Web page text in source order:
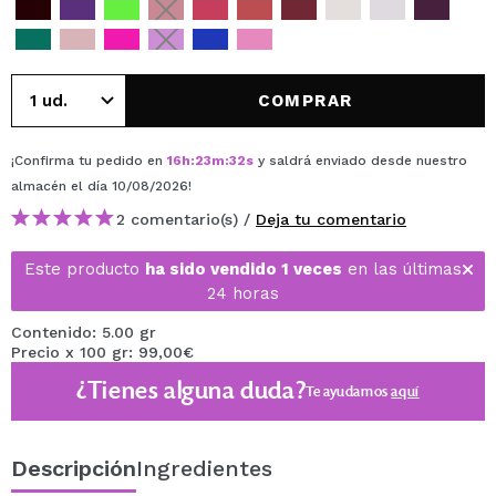
COMPRAR
¡Confirma tu pedido en 16h:23m:32s y saldrá enviado desde nuestro
almacén el día 10/08/2026!
2 comentario(s) / Deja tu comentario
Este producto ha sido vendido 1 veces en las últimas
24 horas
Contenido: 5.00 gr
Precio x 100 gr: 99,00€
¿Tienes alguna duda?Te ayudamosaquí
DescripciónIngredientes